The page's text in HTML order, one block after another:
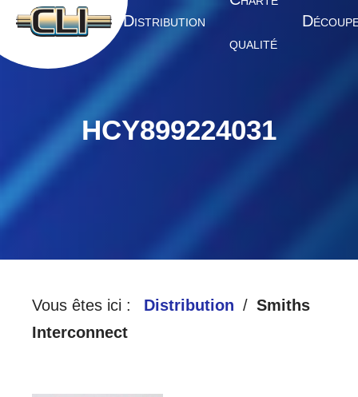
A CCUEIL DISTRIBUTION
QUALITÉ
D
HCY899224031
Vous êtes ici : Distribution
Smiths
Interconnect